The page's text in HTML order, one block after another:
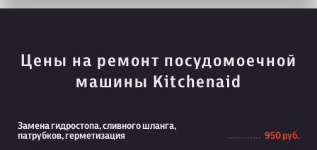
Цены на ремонт посудомоечной
машины Kitchenaid
Замена гидростопа, сливного шланга,
патрубков, герметизация
950 руб.